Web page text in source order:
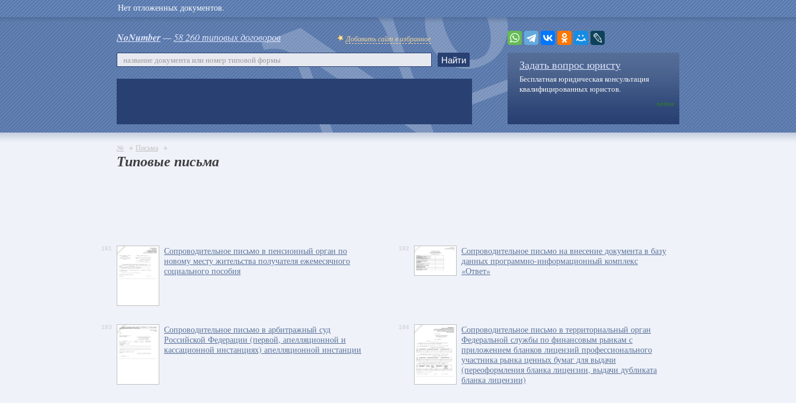
Нет отложенных документов.
NoNumber—58 260 типовых договоров Добавить сайт в избранное
Задать вопрос юристу
Бесплатная юридическая консультация
квалифицированных юристов.
online
№ Письма
Типовые письма
181
Сопроводительное письмо в пенсионный орган по
новому месту жительства получателя ежемесячного
социального пособия
182
Сопроводительное письмо на внесение документа в базу
данных программно-информационный комплекс
«Ответ»
183
Сопроводительное письмо в арбитражный суд
Российской Федерации (первой, апелляционной и
кассационной инстанциях) апелляционной инстанции
184
Сопроводительное письмо в территориальный орган
Федеральной службы по финансовым рынкам с
приложением бланков лицензий профессионального
участника рынка ценных бумаг для выдачи
(переоформления бланка лицензии, выдачи дубликата
бланка лицензии)